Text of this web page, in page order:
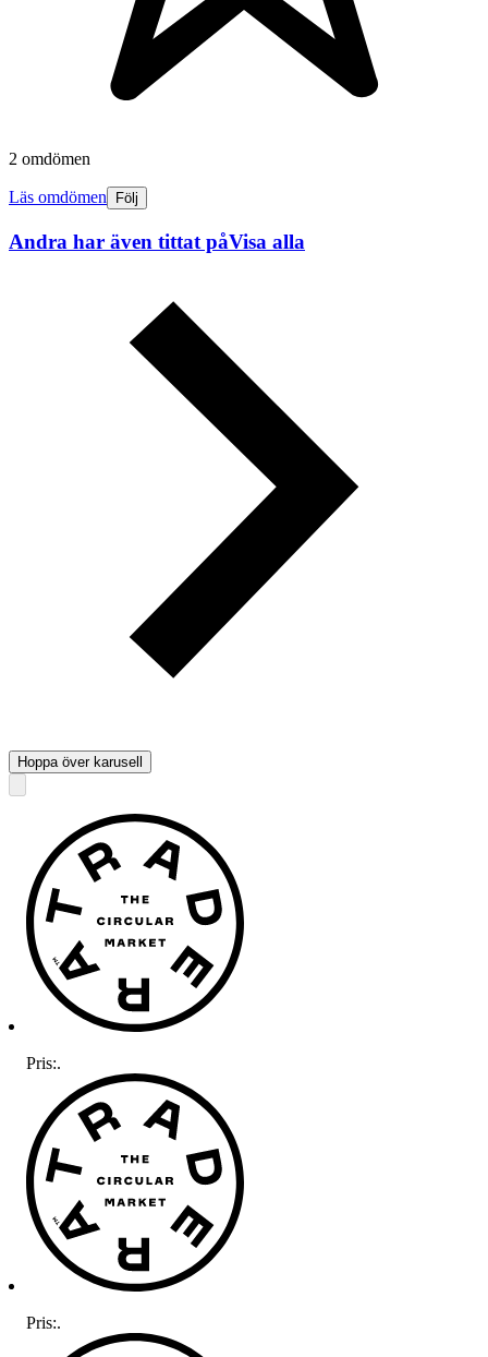
2 omdömen
Läs omdömen Följ
Andra har även tittat påVisa alla
Hoppa över karusell
Pris:.
Pris:.